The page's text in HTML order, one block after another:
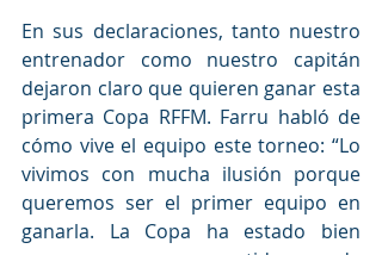
En sus declaraciones, tanto nuestro
entrenador como nuestro capitán
dejaron claro que quieren ganar esta
primera Copa RFFM. Farru habló de
cómo vive el equipo este torneo: “Lo
vivimos con mucha ilusión porque
queremos ser el primer equipo en
ganarla. La Copa ha estado bien